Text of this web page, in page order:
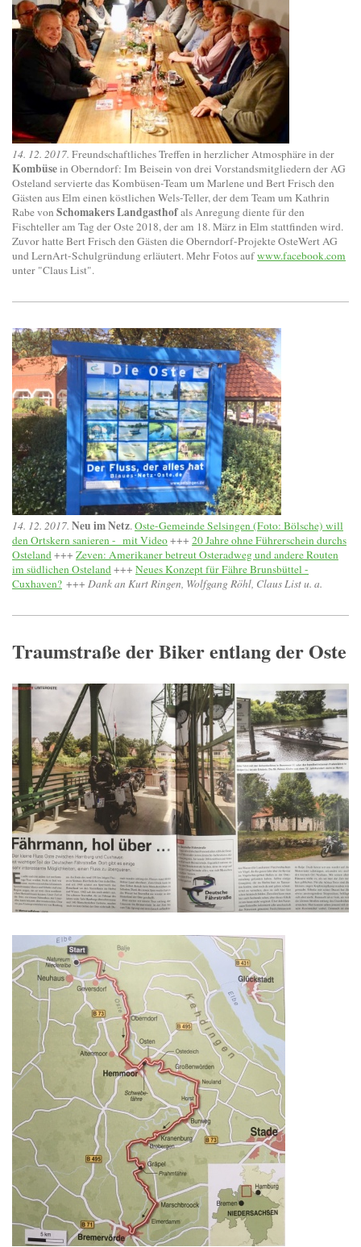
14. 12. 2017. Freundschaftliches Treffen in herzlicher Atmosphäre in der
Kombüsein Oberndorf: Im Beisein von drei Vorstandsmitgliedern der AG
Osteland servierte das Kombüsen-Team um Marlene und Bert Frisch den
Gästen aus Elm einen köstlichen Wels-Teller, der dem Team um Kathrin
Rabe von Schomakers Landgasthofals Anregung diente für den
Fischteller am Tag der Oste 2018, der am 18. März in Elm stattfinden wird.
Zuvor hatte Bert Frisch den Gästen die Oberndorf-Projekte OsteWert AG
und LernArt-Schulgründung erläutert. Mehr Fotos aufwww.facebook.com
unter "Claus List".
14. 12. 2017. Neu im Netz.Oste-Gemeinde Selsingen (Foto: Bölsche) will
den Ortskern sanieren - mit Video+++ 20 Jahre ohne Führerschein durchs
Osteland+++ Zeven: Amerikaner betreut Osteradweg und andere Routen
im südlichen Osteland+++ Neues Konzept für Fähre Brunsbüttel -
Cuxhaven? +++ Dank an Kurt Ringen, Wolfgang Röhl, Claus List u. a.
Traumstraße der Biker entlang der Oste